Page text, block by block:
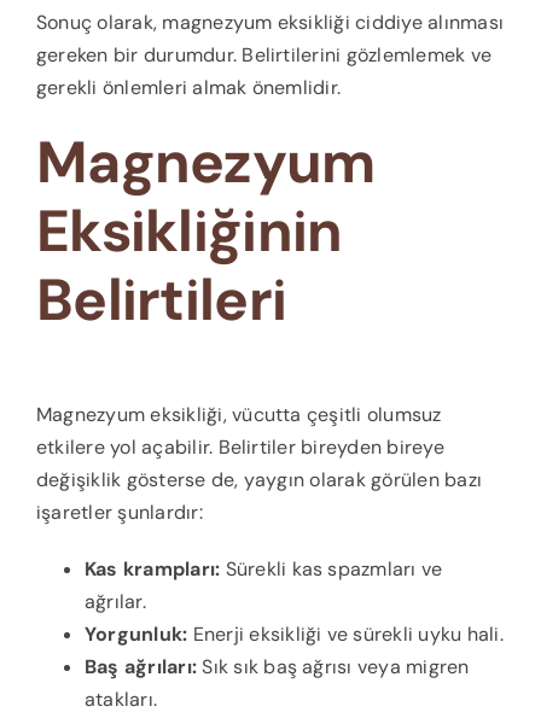
Sonuç olarak, magnezyum eksikliği ciddiye alınması
gereken bir durumdur. Belirtilerini gözlemlemek ve
gerekli önlemleri almak önemlidir.
Magnezyum
Eksikliğinin
Belirtileri
Magnezyum eksikliği, vücutta çeşitli olumsuz
etkilere yol açabilir. Belirtiler bireyden bireye
değişiklik gösterse de, yaygın olarak görülen bazı
işaretler şunlardır:
Kas krampları: Sürekli kas spazmları ve
ağrılar.
Yorgunluk: Enerji eksikliği ve sürekli uyku hali.
Baş ağrıları:Sık sık baş ağrısı veya migren
atakları.